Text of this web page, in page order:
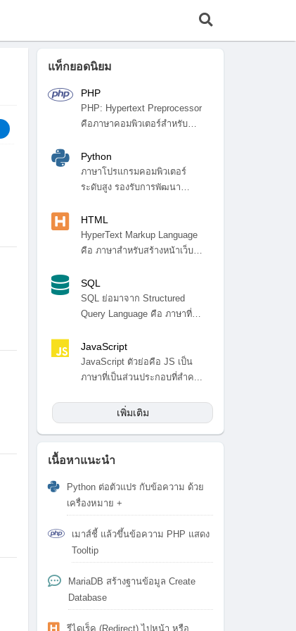
แท็กยอดนิยม
PHP
PHP: Hypertext Preprocessor
คือภาษาคอมพิวเตอร์สำหรับ
Python
ภาษาโปรแกรมคอมพิวเตอร์
ระดับสูง รองรับการพัฒนา
HTML
HyperText Markup Language
คือ ภาษาสำหรับสร้างหน้าเว็บ
SQL
SQL ย่อมาจาก Structured
Query Language คือ ภาษาที่ใช้
JavaScript
JavaScript ตัวย่อคือ JS เป็น
ภาษาที่เป็นส่วนประกอบที่สำค...
เพิ่มเติม
เนื้อหาแนะนำ
Python ต่อตัวแปร กับข้อความ ด้วย
เครื่องหมาย +
เมาส์ชี้ แล้วขึ้นข้อความ PHP แสดง
Tooltip
MariaDB สร้างฐานข้อมูล Create
Database
รีไดเร็ค (Redirect) ไปหน้า หรือ